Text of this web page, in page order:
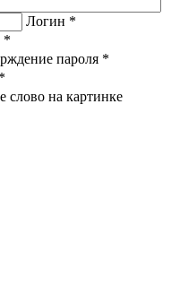
Логин *
*
пароля *
*
слово на картинке